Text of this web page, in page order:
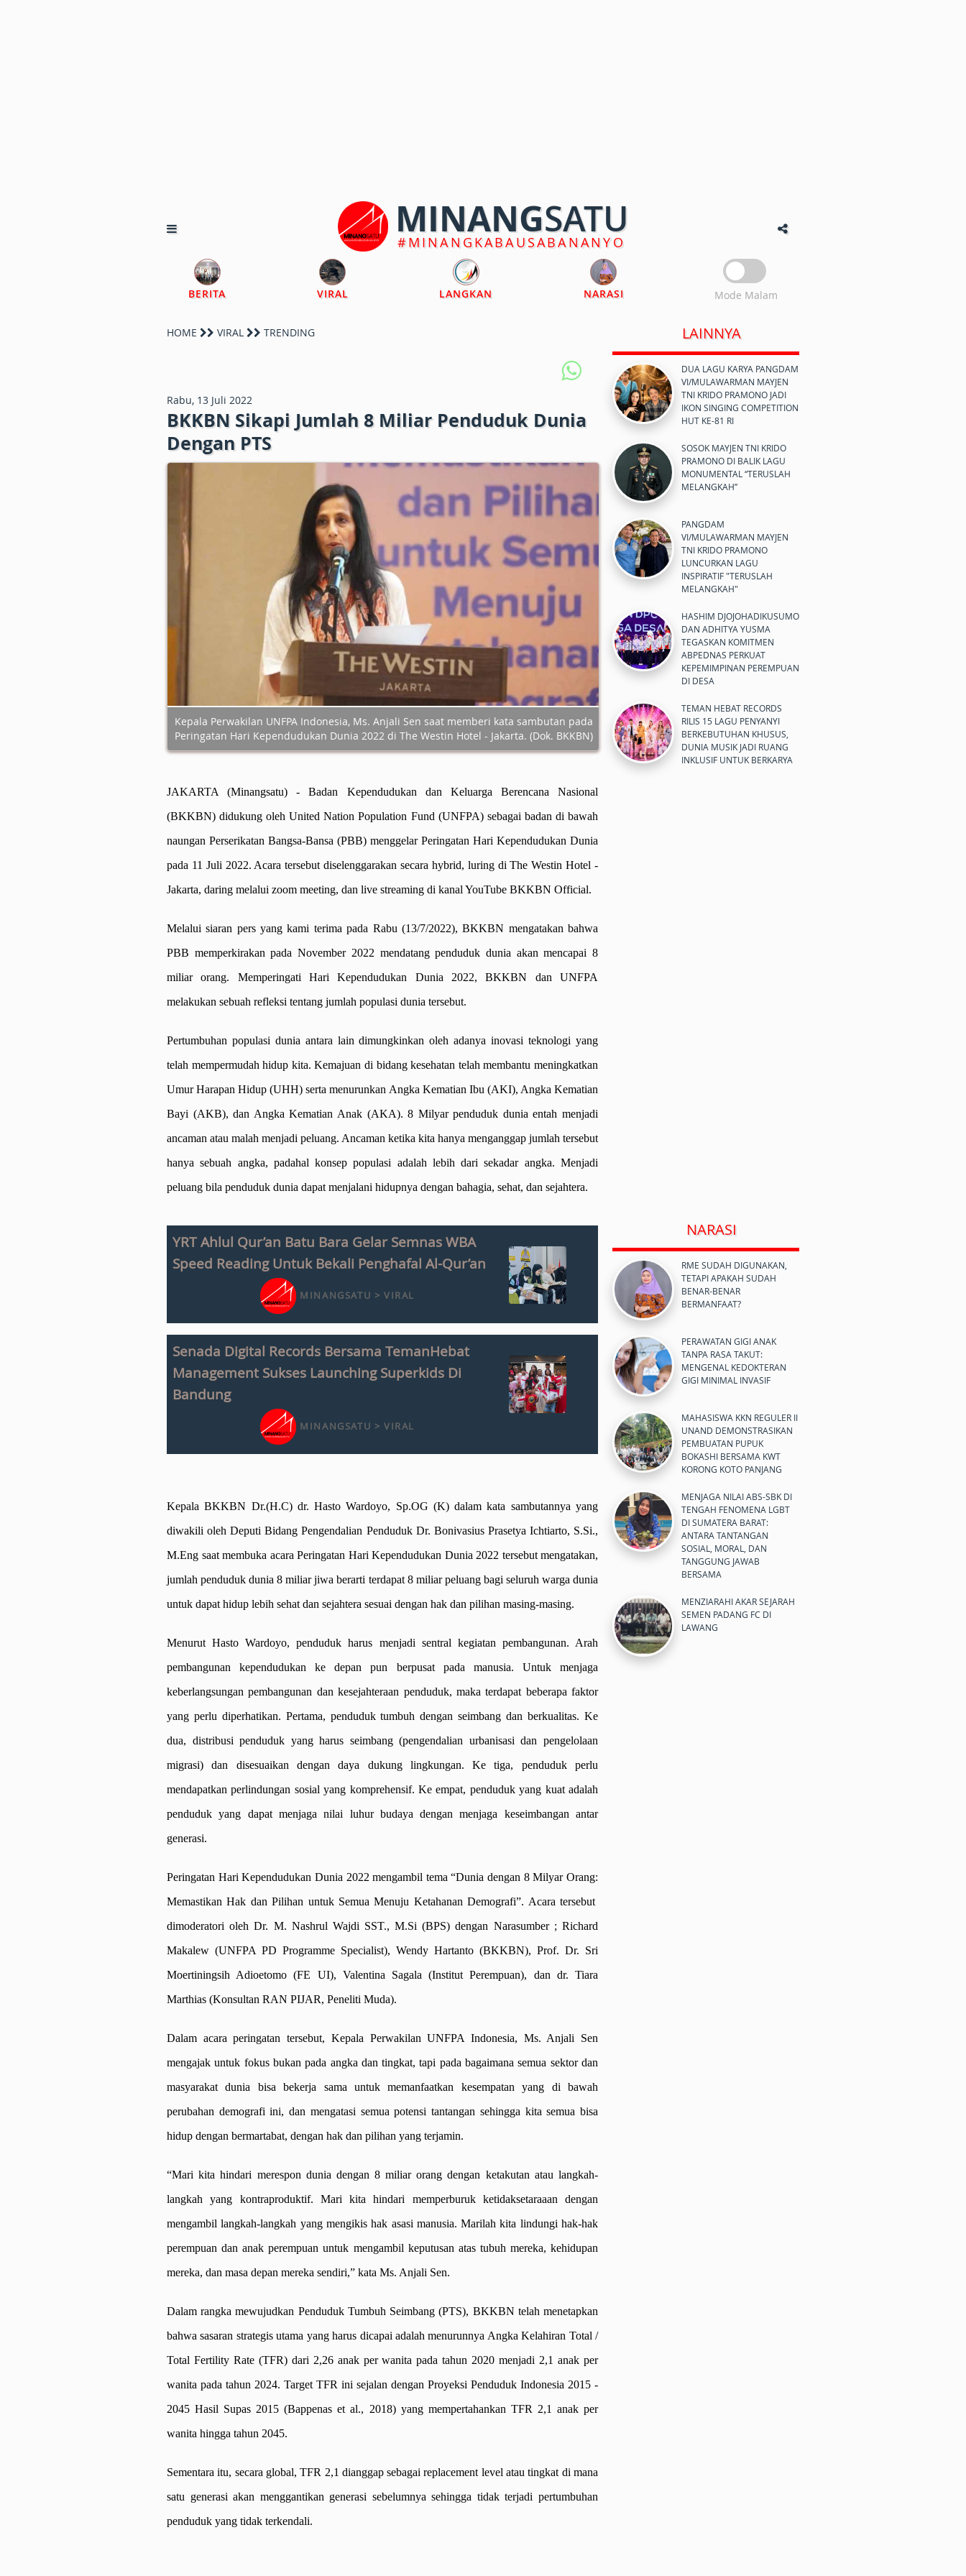
MINANGSATU
#MINANGKABAUSABANANYO
BERITA VIRAL LANGKAN NARASI Mode Malam
HOME VIRAL TRENDING
Rabu, 13 Juli 2022
BKKBN Sikapi Jumlah 8 Miliar Penduduk Dunia
Dengan PTS
Kepala Perwakilan UNFPA Indonesia, Ms. Anjali Sen saat memberi kata sambutan pada
Peringatan Hari Kependudukan Dunia 2022 di The Westin Hotel - Jakarta. (Dok. BKKBN)
JAKARTA (Minangsatu) - Badan Kependudukan dan Keluarga Berencana Nasional
(BKKBN) didukung oleh United Nation Population Fund (UNFPA) sebagai badan di bawah
naungan Perserikatan Bangsa-Bansa (PBB) menggelar Peringatan Hari Kependudukan Dunia
pada 11 Juli 2022. Acara tersebut diselenggarakan secara hybrid, luring di The Westin Hotel -
Jakarta, daring melalui zoom meeting, dan live streaming di kanal YouTube BKKBN Official.
Melalui siaran pers yang kami terima pada Rabu (13/7/2022), BKKBN mengatakan bahwa
PBB memperkirakan pada November 2022 mendatang penduduk dunia akan mencapai 8
miliar orang. Memperingati Hari Kependudukan Dunia 2022, BKKBN dan UNFPA
melakukan sebuah refleksi tentang jumlah populasi dunia tersebut.
Pertumbuhan populasi dunia antara lain dimungkinkan oleh adanya inovasi teknologi yang
telah mempermudah hidup kita. Kemajuan di bidang kesehatan telah membantu meningkatkan
Umur Harapan Hidup (UHH) serta menurunkan Angka Kematian Ibu (AKI), Angka Kematian
Bayi (AKB), dan Angka Kematian Anak (AKA). 8 Milyar penduduk dunia entah menjadi
ancaman atau malah menjadi peluang. Ancaman ketika kita hanya menganggap jumlah tersebut
hanya sebuah angka, padahal konsep populasi adalah lebih dari sekadar angka. Menjadi
peluang bila penduduk dunia dapat menjalani hidupnya dengan bahagia, sehat, dan sejahtera.
YRT Ahlul Qur’an Batu Bara Gelar Semnas WBA
Speed Reading Untuk Bekali Penghafal Al-Qur’an
MINANGSATU > VIRAL
Senada Digital Records Bersama TemanHebat
Management Sukses Launching Superkids Di
Bandung
MINANGSATU > VIRAL
Kepala BKKBN Dr.(H.C) dr. Hasto Wardoyo, Sp.OG (K) dalam kata sambutannya yang
diwakili oleh Deputi Bidang Pengendalian Penduduk Dr. Bonivasius Prasetya Ichtiarto, S.Si.,
M.Eng saat membuka acara Peringatan Hari Kependudukan Dunia 2022 tersebut mengatakan,
jumlah penduduk dunia 8 miliar jiwa berarti terdapat 8 miliar peluang bagi seluruh warga dunia
untuk dapat hidup lebih sehat dan sejahtera sesuai dengan hak dan pilihan masing-masing.
Menurut Hasto Wardoyo, penduduk harus menjadi sentral kegiatan pembangunan. Arah
pembangunan kependudukan ke depan pun berpusat pada manusia. Untuk menjaga
keberlangsungan pembangunan dan kesejahteraan penduduk, maka terdapat beberapa faktor
yang perlu diperhatikan. Pertama, penduduk tumbuh dengan seimbang dan berkualitas. Ke
dua, distribusi penduduk yang harus seimbang (pengendalian urbanisasi dan pengelolaan
migrasi) dan disesuaikan dengan daya dukung lingkungan. Ke tiga, penduduk perlu
mendapatkan perlindungan sosial yang komprehensif. Ke empat, penduduk yang kuat adalah
penduduk yang dapat menjaga nilai luhur budaya dengan menjaga keseimbangan antar
generasi.
Peringatan Hari Kependudukan Dunia 2022 mengambil tema “Dunia dengan 8 Milyar Orang:
Memastikan Hak dan Pilihan untuk Semua Menuju Ketahanan Demografi”. Acara tersebut
dimoderatori oleh Dr. M. Nashrul Wajdi SST., M.Si (BPS) dengan Narasumber ; Richard
Makalew (UNFPA PD Programme Specialist), Wendy Hartanto (BKKBN), Prof. Dr. Sri
Moertiningsih Adioetomo (FE UI), Valentina Sagala (Institut Perempuan), dan dr. Tiara
Marthias (Konsultan RAN PIJAR, Peneliti Muda).
Dalam acara peringatan tersebut, Kepala Perwakilan UNFPA Indonesia, Ms. Anjali Sen
mengajak untuk fokus bukan pada angka dan tingkat, tapi pada bagaimana semua sektor dan
masyarakat dunia bisa bekerja sama untuk memanfaatkan kesempatan yang di bawah
perubahan demografi ini, dan mengatasi semua potensi tantangan sehingga kita semua bisa
hidup dengan bermartabat, dengan hak dan pilihan yang terjamin.
“Mari kita hindari merespon dunia dengan 8 miliar orang dengan ketakutan atau langkah-
langkah yang kontraproduktif. Mari kita hindari memperburuk ketidaksetaraaan dengan
mengambil langkah-langkah yang mengikis hak asasi manusia. Marilah kita lindungi hak-hak
perempuan dan anak perempuan untuk mengambil keputusan atas tubuh mereka, kehidupan
mereka, dan masa depan mereka sendiri,” kata Ms. Anjali Sen.
Dalam rangka mewujudkan Penduduk Tumbuh Seimbang (PTS), BKKBN telah menetapkan
bahwa sasaran strategis utama yang harus dicapai adalah menurunnya Angka Kelahiran Total /
Total Fertility Rate (TFR) dari 2,26 anak per wanita pada tahun 2020 menjadi 2,1 anak per
wanita pada tahun 2024. Target TFR ini sejalan dengan Proyeksi Penduduk Indonesia 2015 -
2045 Hasil Supas 2015 (Bappenas et al., 2018) yang mempertahankan TFR 2,1 anak per
wanita hingga tahun 2045.
Sementara itu, secara global, TFR 2,1 dianggap sebagai replacement level atau tingkat di mana
satu generasi akan menggantikan generasi sebelumnya sehingga tidak terjadi pertumbuhan
penduduk yang tidak terkendali.
LAINNYA
DUA LAGU KARYA PANGDAM
VI/MULAWARMAN MAYJEN
TNI KRIDO PRAMONO JADI
IKON SINGING COMPETITION
HUT KE-81 RI
SOSOK MAYJEN TNI KRIDO
PRAMONO DI BALIK LAGU
MONUMENTAL “TERUSLAH
MELANGKAH”
PANGDAM
VI/MULAWARMAN MAYJEN
TNI KRIDO PRAMONO
LUNCURKAN LAGU
INSPIRATIF "TERUSLAH
MELANGKAH"
HASHIM DJOJOHADIKUSUMO
DAN ADHITYA YUSMA
TEGASKAN KOMITMEN
ABPEDNAS PERKUAT
KEPEMIMPINAN PEREMPUAN
DI DESA
TEMAN HEBAT RECORDS
RILIS 15 LAGU PENYANYI
BERKEBUTUHAN KHUSUS,
DUNIA MUSIK JADI RUANG
INKLUSIF UNTUK BERKARYA
NARASI
RME SUDAH DIGUNAKAN,
TETAPI APAKAH SUDAH
BENAR-BENAR
BERMANFAAT?
PERAWATAN GIGI ANAK
TANPA RASA TAKUT:
MENGENAL KEDOKTERAN
GIGI MINIMAL INVASIF
MAHASISWA KKN REGULER II
UNAND DEMONSTRASIKAN
PEMBUATAN PUPUK
BOKASHI BERSAMA KWT
KORONG KOTO PANJANG
MENJAGA NILAI ABS-SBK DI
TENGAH FENOMENA LGBT
DI SUMATERA BARAT:
ANTARA TANTANGAN
SOSIAL, MORAL, DAN
TANGGUNG JAWAB
BERSAMA
MENZIARAHI AKAR SEJARAH
SEMEN PADANG FC DI
LAWANG